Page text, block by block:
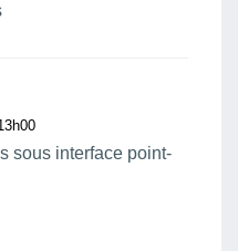
sous interface point-